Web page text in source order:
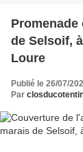
Promenade
de Selsoif,
Loure
Publié le 26/07/
Par